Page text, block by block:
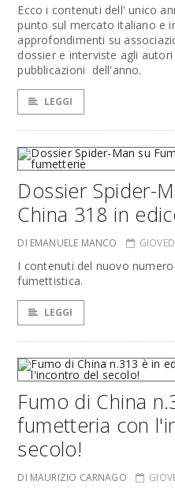
Ecco i contenuti dell' unico
punto sul mercato italiano e
approfondimenti su
dossier e interviste agli
pubblicazioni dell'anno.
LEGGI
Dossier Spider-
China 318 in
DI EMANUELE MANCO
I contenuti del nuovo
fumettistica.
LEGGI
Fumo di China
fumetteria con
secolo!
DI MAURIZIO CARNAGO